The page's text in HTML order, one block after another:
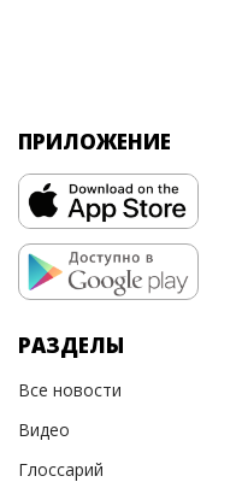
ПРИЛОЖЕНИЕ
РАЗДЕЛЫ
Все новости
Видео
Глоссарий